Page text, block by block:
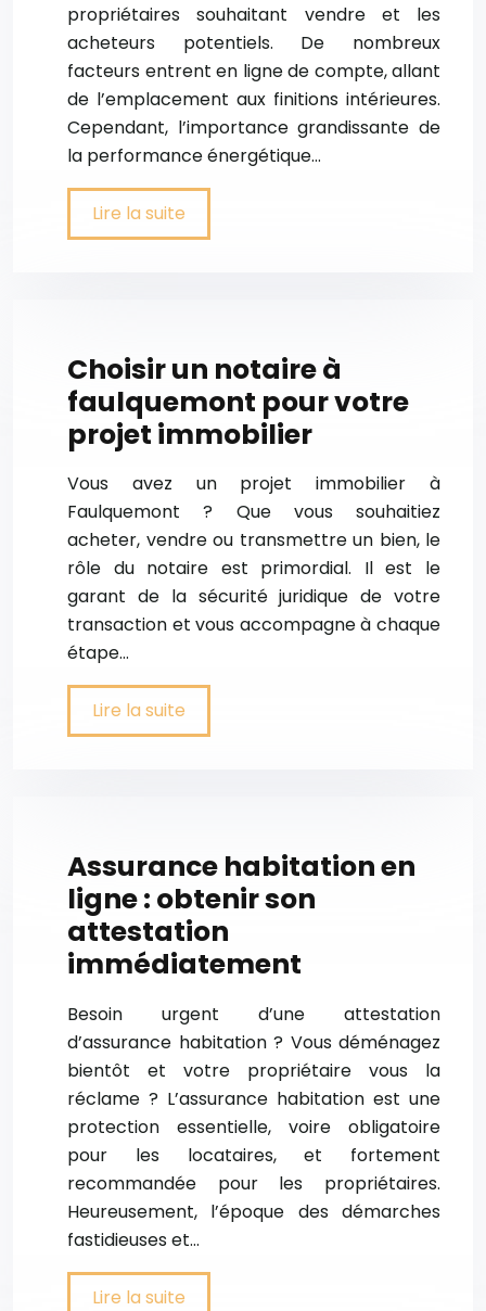
propriétaires souhaitant vendre et les
acheteurs potentiels. De nombreux
facteurs entrent en ligne de compte, allant
de l’emplacement aux finitions intérieures.
Cependant, l’importance grandissante de
la performance énergétique…
Lire la suite
Choisir un notaire à
faulquemont pour votre
projet immobilier
Vous avez un projet immobilier à
Faulquemont ? Que vous souhaitiez
acheter, vendre ou transmettre un bien, le
rôle du notaire est primordial. Il est le
garant de la sécurité juridique de votre
transaction et vous accompagne à chaque
étape…
Lire la suite
Assurance habitation en
ligne : obtenir son
attestation
immédiatement
Besoin urgent d’une attestation
d’assurance habitation ? Vous déménagez
bientôt et votre propriétaire vous la
réclame ? L’assurance habitation est une
protection essentielle, voire obligatoire
pour les locataires, et fortement
recommandée pour les propriétaires.
Heureusement, l’époque des démarches
fastidieuses et…
Lire la suite